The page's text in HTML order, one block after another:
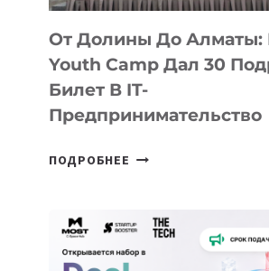
От Долины До Алматы:
Youth Camp Дал 30
Билет В IT-
Предпринимательство
ПОДРОБНЕЕ ОТ
АЛМАТЫ:
AI